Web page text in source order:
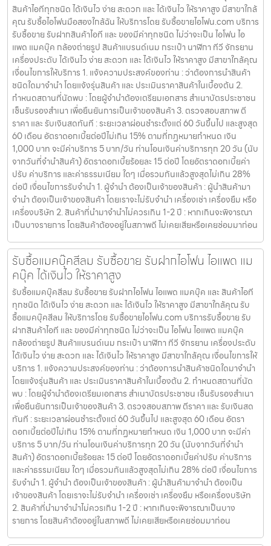
สินค้าไอทีทุกชนิด ได้เงินไว ง่าย สะดวก และ ได้เงินไว ให้ราคาสูง มีสาขาใกล้
คุณ รับซื้อไอโฟนมือสองใกล้ฉัน ให้บริการโดย รับซื้อขายไอโฟน.com บริการ
รับซื้อขาย รับฝากสินค้าไอที และ ของมีค่าทุกชนิด ไม่ว่าจะเป็น ไอโฟน ไอ
แพด แมคบุ๊ค กล้องถ่ายรูป สินค้าแบรนด์เนม กระเป๋า นาฬิกา ทีวี จักรยาน
เครื่องประดับ ได้เงินไว ง่าย สะดวก และ ได้เงินไว ให้ราคาสูง มีสาขาใกล้คุณ
เงื่อนไขการให้บริการ 1. แจ้งความประสงค์ของท่าน : ว่าต้องการนำสินค้า
ชนิดใดมาจำนำ โดยแจ้งรุ่นสินค้า และ ประเมินราคาสินค้าในเบื้องต้น 2.
กำหนดสถานที่นัดพบ : โดยผู้จำนำต้องเตรียมเอกสาร สำเนาบัตรประชาชน
เซ็นรับรองสำเนา เพื่อยืนยันการเป็นเจ้าของสินค้า 3. ตรวจสอบสภาพ ตี
ราคา และ รับเงินสดทันที : ระยะเวลาผ่อนชำระตั้งแต่ 60 วันขึ้นไป และสูงสุด
60 เดือน อัตราดอกเบี้ยต่อปีไม่เกิน 15% ตามที่กฏหมายกำหนด เงิน
1,000 บาท จะมีค่าบริการ 5 บาท/วัน ท่านโอนเงินค่าบริการทุก 20 วัน (นับ
จากวันที่จำนำสินค้า) อัตราดอกเบี้ยร้อยละ 15 ต่อปี โดยอัตราดอกเบี้ยค่า
ปรับ ค่าบริการ และค่าธรรมเนียม ใดๆ เมื่อรวมกันแล้วสูงสุดไม่เกิน 28%
ต่อปี เงื่อนไขการรับจำนำ 1. ผู้จำนำ ต้องเป็นเจ้าของสินค้า : ผู้นำสินค้ามา
จำนำ ต้องเป็นเจ้าของสินค้า โดยเราจะไม่รับจำนำ เครื่องเช่า เครื่องยืม หรือ
เครื่องบริษัท 2. สินค้าที่นำมาจำนำไม่ควรเกิน 1-2 ปี : หากเกินจะพิจารณา
เป็นบางรายการ โดยสินค้าต้องอยู่ในสภาพดี ไม่เคยเสียหรือเคยซ่อมมาก่อน
รับซื้อแมคบุ๊คสีลม รับซื้อขาย รับฝากไอโฟน ไอแพด แม
คบุ๊ค ได้เงินไว ให้ราคาสูง
รับซื้อแมคบุ๊คสีลม รับซื้อขาย รับฝากไอโฟน ไอแพด แมคบุ๊ค และ สินค้าไอที
ทุกชนิด ได้เงินไว ง่าย สะดวก และ ได้เงินไว ให้ราคาสูง มีสาขาใกล้คุณ รับ
ซื้อแมคบุ๊คสีลม ให้บริการโดย รับซื้อขายไอโฟน.com บริการรับซื้อขาย รับ
ฝากสินค้าไอที และ ของมีค่าทุกชนิด ไม่ว่าจะเป็น ไอโฟน ไอแพด แมคบุ๊ค
กล้องถ่ายรูป สินค้าแบรนด์เนม กระเป๋า นาฬิกา ทีวี จักรยาน เครื่องประดับ
ได้เงินไว ง่าย สะดวก และ ได้เงินไว ให้ราคาสูง มีสาขาใกล้คุณ เงื่อนไขการให้
บริการ 1. แจ้งความประสงค์ของท่าน : ว่าต้องการนำสินค้าชนิดใดมาจำนำ
โดยแจ้งรุ่นสินค้า และ ประเมินราคาสินค้าในเบื้องต้น 2. กำหนดสถานที่นัด
พบ : โดยผู้จำนำต้องเตรียมเอกสาร สำเนาบัตรประชาชน เซ็นรับรองสำเนา
เพื่อยืนยันการเป็นเจ้าของสินค้า 3. ตรวจสอบสภาพ ตีราคา และ รับเงินสด
ทันที : ระยะเวลาผ่อนชำระตั้งแต่ 60 วันขึ้นไป และสูงสุด 60 เดือน อัตรา
ดอกเบี้ยต่อปีไม่เกิน 15% ตามที่กฏหมายกำหนด เงิน 1,000 บาท จะมีค่า
บริการ 5 บาท/วัน ท่านโอนเงินค่าบริการทุก 20 วัน (นับจากวันที่จำนำ
สินค้า) อัตราดอกเบี้ยร้อยละ 15 ต่อปี โดยอัตราดอกเบี้ยค่าปรับ ค่าบริการ
และค่าธรรมเนียม ใดๆ เมื่อรวมกันแล้วสูงสุดไม่เกิน 28% ต่อปี เงื่อนไขการ
รับจำนำ 1. ผู้จำนำ ต้องเป็นเจ้าของสินค้า : ผู้นำสินค้ามาจำนำ ต้องเป็น
เจ้าของสินค้า โดยเราจะไม่รับจำนำ เครื่องเช่า เครื่องยืม หรือเครื่องบริษัท
2. สินค้าที่นำมาจำนำไม่ควรเกิน 1-2 ปี : หากเกินจะพิจารณาเป็นบาง
รายการ โดยสินค้าต้องอยู่ในสภาพดี ไม่เคยเสียหรือเคยซ่อมมาก่อน